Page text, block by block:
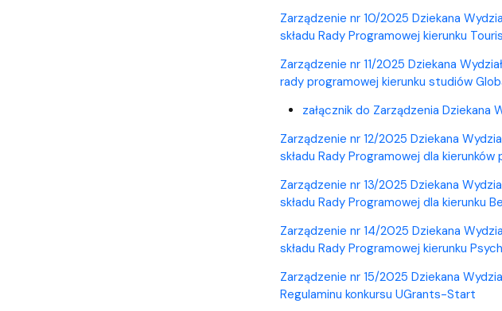
Zarządzenie nr 10/2025 Dziekana
składu Rady Programowej kierunku
Zarządzenie nr 11/2025 Dziekana
rady programowej kierunku studiów
załącznik do Zarządzenia Dziekana
Zarządzenie nr 12/2025 Dziekana
składu Rady Programowej dla
Zarządzenie nr 13/2025 Dziekana
składu Rady Programowej dla kierunku
Zarządzenie nr 14/2025 Dziekana
składu Rady Programowej kierunku
Zarządzenie nr 15/2025 Dziekana
Regulaminu konkursu UGrants-Start